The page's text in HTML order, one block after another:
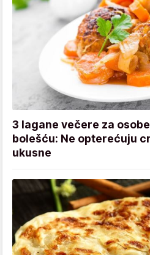
3 lagane večere za
bolešću: Ne opterećuju
ukusne